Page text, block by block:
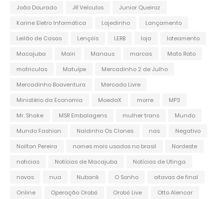
João Dourado
JR Veículos
Junior Queiroz
Karine Eletro Informática
Lajedinho
Lançamento
Leilão de Casas
Lençóis LERB loja
loteamento
Macajuba
Mairi Manaus marcas
Mato Rato
matriculas
Matuípe
Mercadinho 2 de Julho
Mercadinho Boaventura
Mercado Livre
Ministério da Economia
MoedaX morre
MP3
Mr. Shake
MSR Embalagens mulher trans
Mundo
Mundo Fashion
Naldinho Os Clones nas
Negativo
Noilton Pereira
nomes mais usados no brasil
Nordeste
noticias
Notícias de Macajuba
Notícias de Utinga
novas
nua Nubank O Sonho
oitavas de final
Online
Operação Orobó Orobó Live
Otto Alencar